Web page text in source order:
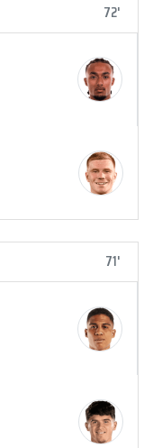
72'
71'